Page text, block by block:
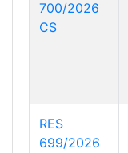
700/2026
CS
RES
699/2026